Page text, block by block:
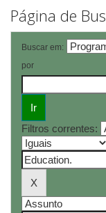
Página de
Buscar em:
por
Filtros correntes: